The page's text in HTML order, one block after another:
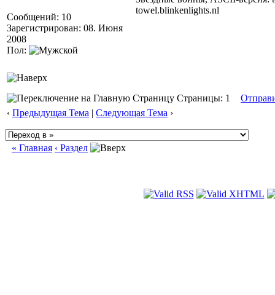
Сообщений: 10
Зарегистрирован: 08. Июня
2008
Пол:
towel.blinkenlights.nl
Страницы: 1
‹ Предыдущая Тема | Следующая Тема ›
« Главная ‹ Раздел